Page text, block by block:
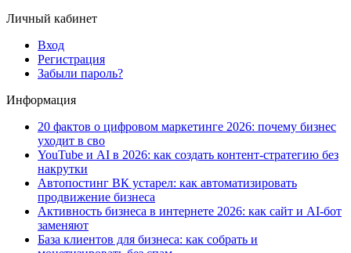
Личный кабинет
Вход
Регистрация
Забыли пароль?
Информация
20 фактов о цифровом маркетинге 2026: почему бизнес
уходит в сво
YouTube и AI в 2026: как создать контент-стратегию без
накрутки
Автопостинг ВК устарел: как автоматизировать
продвижение бизнеса
Активность бизнеса в интернете 2026: как сайт и AI-бот
заменяют
База клиентов для бизнеса: как собрать и